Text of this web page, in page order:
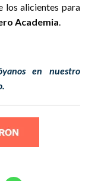
los alicientes para
Academia.
en nuestro